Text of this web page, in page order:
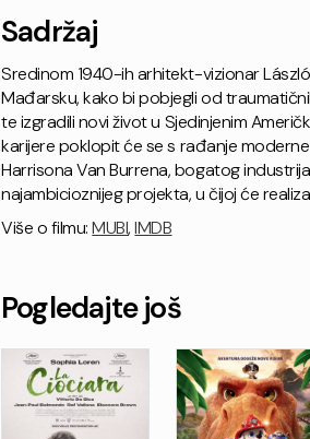
Sadržaj
Sredinom 1940-ih arhitekt-vizionar
Mađarsku, kako bi pobjegli od
te izgradili novi život u Sjedinjenim
karijere poklopit će se s rađanje
Harrisona Van Burrena, bogatog
najambicioznijeg projekta, u čijoj će
Više o filmu:MUBI,IMDB
Pogledajte još